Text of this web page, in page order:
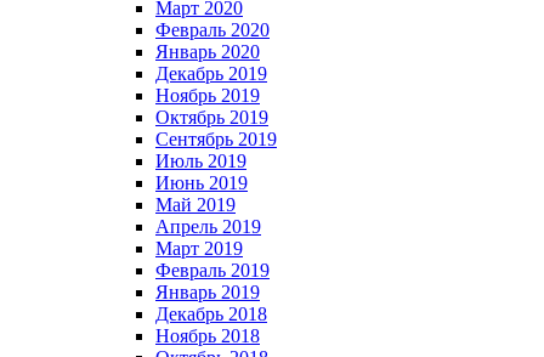
Март 2020
Февраль 2020
Январь 2020
Декабрь 2019
Ноябрь 2019
Октябрь 2019
Сентябрь 2019
Июль 2019
Июнь 2019
Май 2019
Апрель 2019
Март 2019
Февраль 2019
Январь 2019
Декабрь 2018
Ноябрь 2018